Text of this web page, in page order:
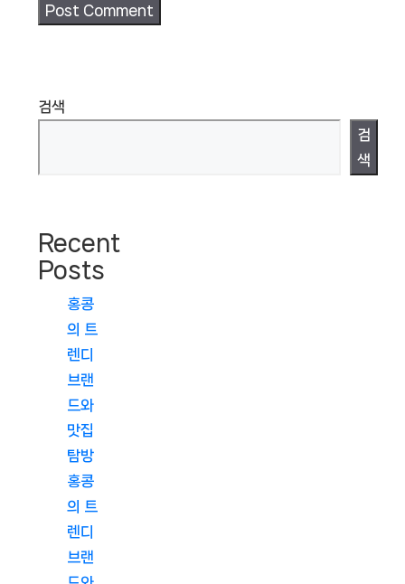
검색
검
색
Recent
Posts
홍콩
의 트
렌디
브랜
드와
맛집
탐방
홍콩
의 트
렌디
브랜